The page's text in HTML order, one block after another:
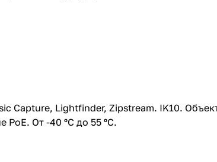
ºC до 55 ºC.
Capture, Lightfinder, Zipstream. IK10.
От -40 ºC до 55 ºC.